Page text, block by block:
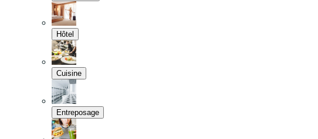
Hôtel
Cuisine
Entreposage